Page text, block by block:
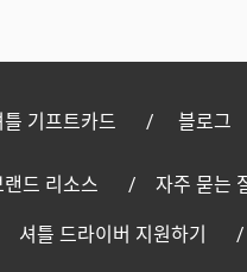
틀 기프트카드 블로그
랜드 리소스 자주 묻는
셔틀 드라이버 지원하기